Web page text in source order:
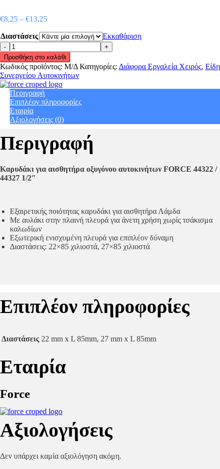
€8,25 – €13,25
Διαστάσεις
Εκκαθάριση
Καρυδάκι
για
αισθητήρα
οξυγόνου
αυτοκινήτων
FORCE
44322
44327
1/2"
Προσθήκη στο καλάθι
Κωδικός προϊόντος: Μ/Δ Κατηγορίες: Διάφορα Εργαλεία Χειρός, Είδη
Συνεργείου Αυτοκινήτων
Περιγραφή
Επιπλέον πληροφορίες
Εταιρία
Αξιολογήσεις (0)
Περιγραφή
Καρυδάκι για αισθητήρα οξυγόνου αυτοκινήτων FORCE 44322 /
44327 1/2″
Εξαιρετικής ποιότητας καρυδάκι για αισθητήρα Λάμδα
Με αυλάκι στην πλαινή πλευρά για άνετη χρήση χωρίς τσάκισμα
καλωδίων
Εξωτερική ενισχυμένη πλευρά για επιπλέον δύναμη
Διαστάσεις: 22×85 χιλιοστά, 27×85 χιλιοστά
Επιπλέον πληροφορίες
Διαστάσεις 22 mm x L 85mm, 27 mm x L 85mm
Εταιρία
Force
Αξιολογήσεις
Δεν υπάρχει καμία αξιολόγηση ακόμη.